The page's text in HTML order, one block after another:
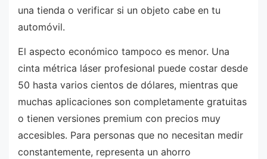
una tienda o verificar si un objeto cabe en tu
automóvil.
El aspecto económico tampoco es menor. Una
cinta métrica láser profesional puede costar desde
50 hasta varios cientos de dólares, mientras que
muchas aplicaciones son completamente gratuitas
o tienen versiones premium con precios muy
accesibles. Para personas que no necesitan medir
constantemente, representa un ahorro